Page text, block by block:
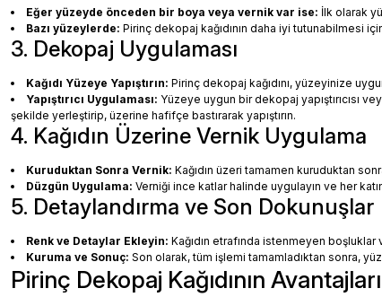
Eğer yüzeyde önceden bir boya veya vernik var ise: İlk olarak
Bazı yüzeylerde: Pirinç dekopaj kağıdının daha iyi tutunabilmesi
3. Dekopaj Uygulaması
Kağıdı Yüzeye Yapıştırın: Pirinç dekopaj kağıdını, yüzeyinize
Yapıştırıcı Uygulaması: Yüzeye uygun bir dekopaj yapıştırıcısı
şekilde yerleştirip, üzerine hafifçe bastırarak yapıştırın.
4. Kağıdın Üzerine Vernik Uygulama
Kuruduktan Sonra Vernik: Kağıdın üzeri tamamen kuruduktan
Düzgün Uygulama: Verniği ince katlar halinde uygulayın ve her
5. Detaylandırma ve Son Dokunuşlar
Renk ve Detaylar Ekleyin: Kağıdın etrafında istenmeyen
Kuruma ve Sonuç: Son olarak, tüm işlemi tamamladıktan sonra,
Pirinç Dekopaj Kağıdının Avantajları